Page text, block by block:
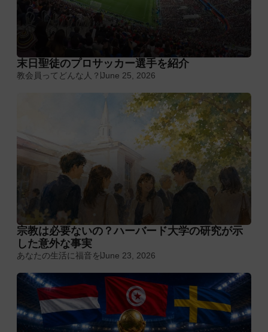
末日聖徒のプロサッカー選手を紹介
教会員ってどんな人？ June 25, 2026
宗教は必要ないの？ハーバード大学の研究が示
した意外な事実
あなたの生活に福音をJune 23, 2026